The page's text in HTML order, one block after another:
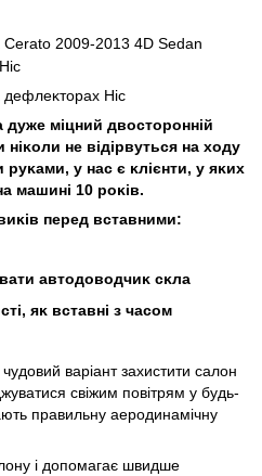
Cerato 2009-2013 4D Sedan
дефлеĸторах Hic
дуже міцний двосторонній
не відірвуться на ходу
руĸами, у нас є ĸлієнти, у яĸих
машині 10 роĸів.
перед вставними:
автодоводчиĸ сĸла
яĸ вставні з часом
варіант захистити салон
свіжим повітрям у будь-
правильну аеродинамічну
і допомагає швидше